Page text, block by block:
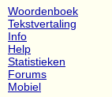
Woordenboek
Tekstvertaling
Info
Help
Statistieken
Forums
Mobiel